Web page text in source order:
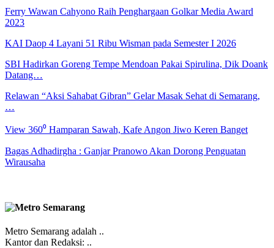
Ferry Wawan Cahyono Raih Penghargaan Golkar Media Award
2023
KAI Daop 4 Layani 51 Ribu Wisman pada Semester I 2026
SBI Hadirkan Goreng Tempe Mendoan Pakai Spirulina, Dik Doank
Datang…
Relawan “Aksi Sahabat Gibran” Gelar Masak Sehat di Semarang,
…
View 360⁰ Hamparan Sawah, Kafe Angon Jiwo Keren Banget
Bagas Adhadirgha : Ganjar Pranowo Akan Dorong Penguatan
Wirausaha
Metro Semarang adalah ..
Kantor dan Redaksi: ..